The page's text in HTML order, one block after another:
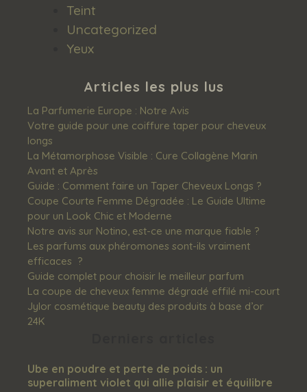
Teint
Uncategorized
Yeux
Articles les plus lus
La Parfumerie Europe : Notre Avis
Votre guide pour une coiffure taper pour cheveux
longs
La Métamorphose Visible : Cure Collagène Marin
Avant et Après
Guide : Comment faire un Taper Cheveux Longs ?
Coupe Courte Femme Dégradée : Le Guide Ultime
pour un Look Chic et Moderne
Notre avis sur Notino, est-ce une marque fiable ?
Les‌ ‌parfums‌ ‌aux‌ ‌phéromones‌ ‌sont-ils‌ ‌vraiment‌
‌efficaces‌ ‌ ?
Guide complet pour choisir le meilleur parfum
La coupe de cheveux femme dégradé effilé mi-court
Jylor cosmétique beauty des produits à base d’or
24K
Ube en poudre et perte de poids : un
superaliment violet qui allie plaisir et équilibre